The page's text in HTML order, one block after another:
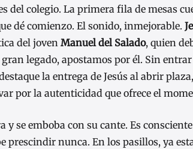
del colegio. La primera fila de mesas
dé comienzo. El sonido, inmejorable.
del joven Manuel del Salado, quien
gran legado, apostamos por él. Sin
la entrega de Jesús al abrir
por la autenticidad que ofrece el
se emboba con su cante. Es
prescindir nunca. En los pasillos, ya